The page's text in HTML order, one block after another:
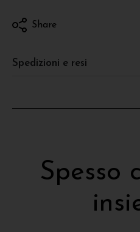
Share
Spedizioni e resi
Spesso